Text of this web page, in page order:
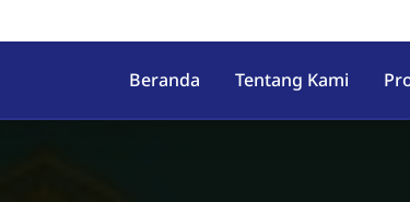
Beranda Tentang Kami